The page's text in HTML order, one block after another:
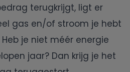
terugkrijgt, ligt er
gas en/of stroom je hebt
je niet méér energie
jaar? Dan krijg je het